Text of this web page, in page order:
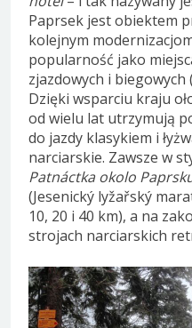
Paprsek jest obiektem
kolejnym
popularność jako
zjazdowych i
Dzięki wsparciu kraju
od wielu lat utrzymują
do jazdy klasykiem i
narciarskie. Zawsze w
Patnáctka okolo
(Jesenický lyžařský
10, 20 i 40 km), a na
strojach narciarskich